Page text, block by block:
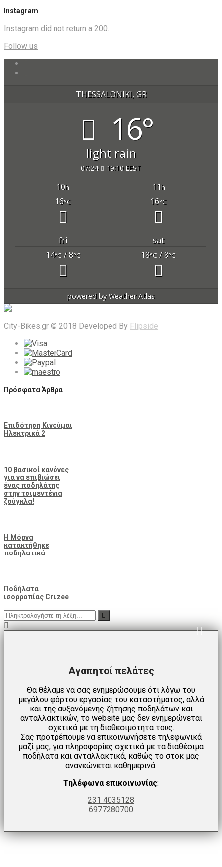
Instagram
Instagram did not return a 200.
Follow us
THESSALONIKI, GR
16°
light rain
07:24 19:10 EEST
10h 11h
16°C 16°C
fri
sat
14°C/ 8°C 18°C / 8°C
powered byWeather Atlas
City-Bikes.gr © 2018 Developed By Flipside
Πρόσφατα Άρθρα
Επιδότηση Κινούμαι
Ηλεκτρικά 2
10 βασικοί κανόνες
για να επιβιώσει
ένας ποδηλάτης
στην τσιμεντένια
ζούγκλα!
Η Μόρνα
κατακτήθηκε
ποδηλατικά
Ποδήλατα
ισορροπίας Cruzee
Αγαπητοί πελάτες
Θα θέλαμε να σας ενημερώσουμε ότι λόγω του
μεγάλου φόρτου εργασίας του καταστήματος, αλλά
και της αυξανόμενης ζήτησης ποδηλάτων και
ανταλλακτικών, το website μας δεν ενημερώνεται
σχετικά με τη διαθεσιμότητα τους.
Σας προτρέπουμε να επικοινωνήσετε τηλεφωνικά
μαζί μας, για πληροφορίες σχετικά με τα διαθέσιμα
ποδήλατα και ανταλλακτικά, καθώς το στοκ μας
ανανεώνεται καθημερινά.
Τηλέφωνα επικοινωνίας:
231 4035128
6977280700